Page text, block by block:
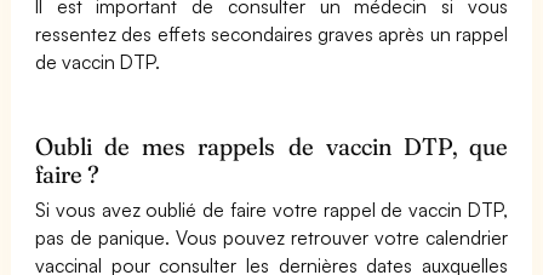
Il est important de consulter un médecin si vous
ressentez des effets secondaires graves après un rappel
de vaccin DTP.
Oubli de mes rappels de vaccin DTP, que
faire ?
Si vous avez oublié de faire votre rappel de vaccin DTP,
pas de panique. Vous pouvez retrouver votre calendrier
vaccinal pour consulter les dernières dates auxquelles